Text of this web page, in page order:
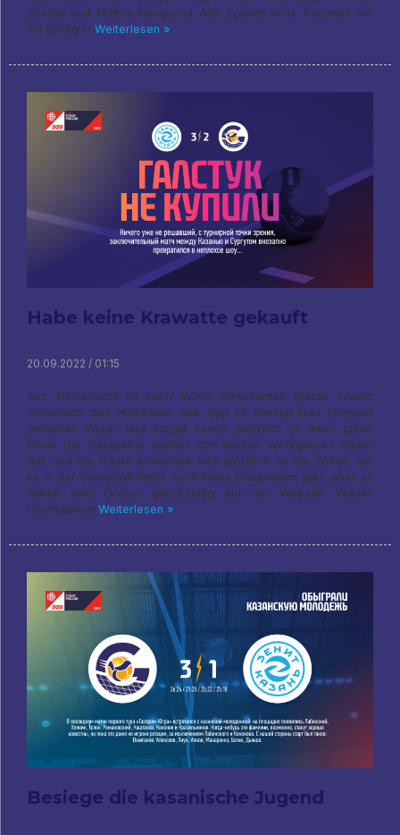
Zeniths und Nizhny Novgorod ASK spielen wird. Rechnen Sie
mit Erfolg in Weiterlesen »
Habe keine Krawatte gekauft
20.09.2022 / 01:15
Aus Turniersicht ist noch nichts entschieden (Beide Teams
erreichten das Halbfinale des Cup of Russia) Das Endspiel
zwischen Kazan und Surgut wurde plötzlich zu einer guten
Show. Die Gastgeber stellten den besten verfügbaren Kader
auf, und die Gäste erinnerten sich plötzlich an die Zeiten, als
es in der Volleyball-Natur noch keine Diagonalen gab, aber es
waren zwei Ordner gleichzeitig auf der Website. Wadim
Oschiganow Weiterlesen »
Besiege die kasanische Jugend